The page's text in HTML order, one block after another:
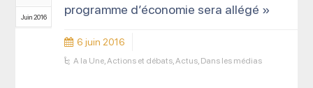
Juin 2016
programme d’économie sera allégé »
6 juin 2016
A la Une,Actions et débats,Actus, Dans les médias